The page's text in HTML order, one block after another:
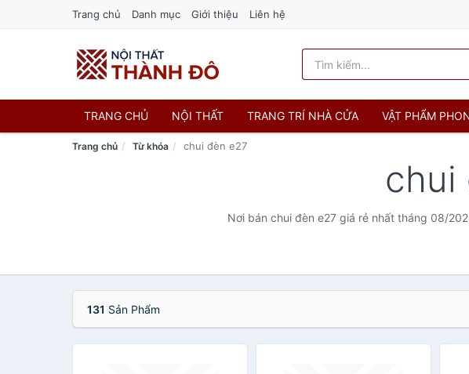
Trang chủ Danh mục Giới thiệu Liên hệ
TRANG CHỦ NỘI THẤT TRANG TRÍ NHÀ CỬA VẬT PHẨM
Trang chủ Từ khóa chui đèn e27
chui
Nơi bán chui đèn e27 giá rẻ nhất tháng 08/
131 Sản Phẩm